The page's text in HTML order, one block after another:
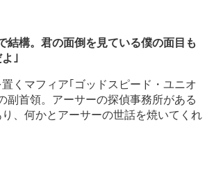
結構。君の面倒を見ている僕の面目も
｣
くマフィア｢ゴッドスピード・ユニオ
副首領。アーサーの探偵事務所がある
、何かとアーサーの世話を焼いてくれ